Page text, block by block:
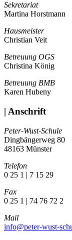
Sekretariat
Martina Horstmann
Hausmeister
Christian Veit
Betreuung OGS
Christina König
Betreuung BMB
Karen Hubeny
| Anschrift
Peter-Wust-Schule
Dingbängerweg 80
48163 Münster
Telefon
0 25 1 | 7 15 29
Fax
0 25 1 | 74 76 72 2
Mail
info@peter-wust-